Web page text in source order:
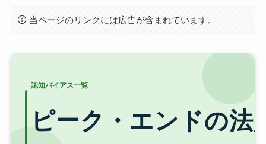
当ページのリンクには広告が含まれています。